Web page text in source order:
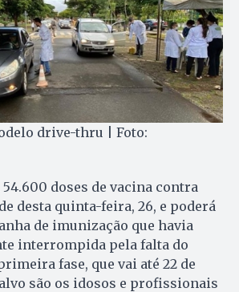
drive-thru | Foto:
doses de vacina contra
desta quinta-feira, 26, e poderá
de imunização que havia
interrompida pela falta do
fase, que vai até 22 de
são os idosos e profissionais